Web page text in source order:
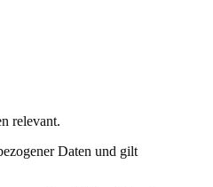
relevant.
Daten und gilt